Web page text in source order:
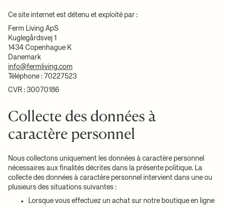
Ce site internet est détenu et exploité par :
Ferm Living ApS
Kuglegårdsvej 1
1434 Copenhague K
Danemark
info@fermliving.com
Téléphone : 70227523
CVR : 30070186
Collecte des données à
caractère personnel
Nous collectons uniquement les données à caractère personnel
nécessaires aux finalités décrites dans la présente politique. La
collecte des données à caractère personnel intervient dans une ou
plusieurs des situations suivantes :
Lorsque vous effectuez un achat sur notre boutique en ligne